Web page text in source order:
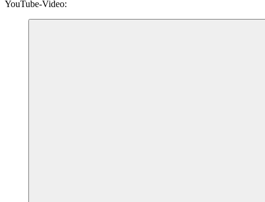
YouTube-Video: